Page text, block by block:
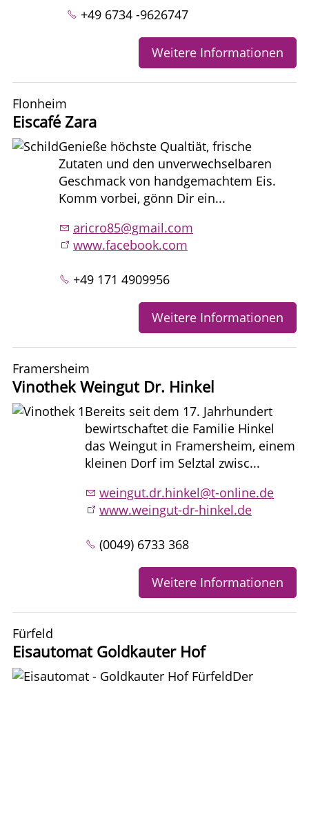
+49 6734 -9626747
Weitere Informationen
Flonheim
Eiscafé Zara
Genieße höchste Qualtiät, frische
Zutaten und den unverwechselbaren
Geschmack von handgemachtem Eis.
Komm vorbei, gönn Dir ein...
aricro85@gmail.com
www.facebook.com
+49 171 4909956
Weitere Informationen
Framersheim
Vinothek Weingut Dr. Hinkel
Bereits seit dem 17. Jahrhundert
bewirtschaftet die Familie Hinkel
das Weingut in Framersheim, einem
kleinen Dorf im Selztal zwisc...
weingut.dr.hinkel@t-online.de
www.weingut-dr-hinkel.de
(0049) 6733 368
Weitere Informationen
Fürfeld
Eisautomat Goldkauter Hof
Der